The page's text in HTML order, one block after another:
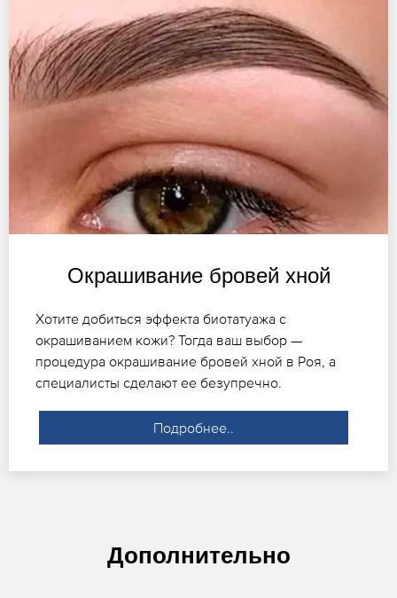
Окрашивание бровей хной
Хотите добиться эффекта биотатуажа с
окрашиванием кожи? Тогда ваш выбор —
процедура окрашивание бровей хной в Роя, а
специалисты сделают ее безупречно.
Подробнее..
Дополнительно